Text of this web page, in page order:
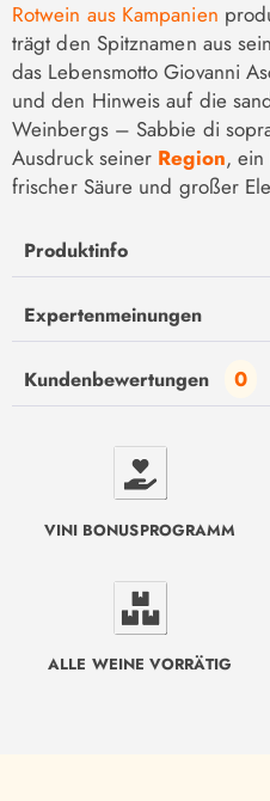
Rotwein aus Kampanien
trägt den Spitznamen aus
das Lebensmotto Giovanni
und den Hinweis auf die
Weinbergs – Sabbie di
Ausdruck seiner Region,
frischer Säure und großer
Produktinfo
Expertenmeinungen
Kundenbewertungen 0
VINI BONUSPROGRAMM
ALLE WEINE VORRÄTIG